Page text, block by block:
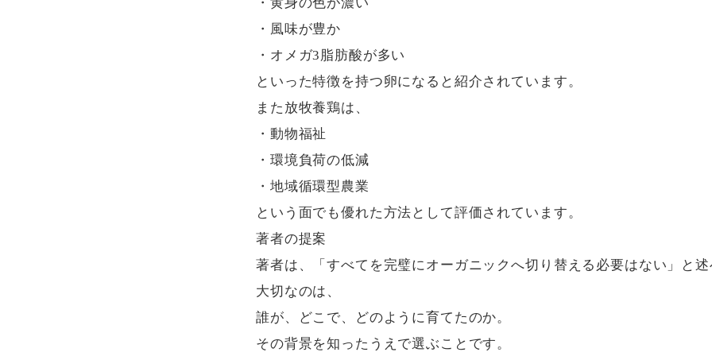
・風味が豊か
・オメガ3脂肪酸が多い
といった特徴を持つ卵になると紹介されています。
また放牧養鶏は、
・動物福祉
・環境負荷の低減
・地域循環型農業
という面でも優れた方法として評価されています。
著者の提案
著者は、「すべてを完璧にオーガニックへ切り替える必要はない」と述
大切なのは、
誰が、どこで、どのように育てたのか。
その背景を知ったうえで選ぶことです。